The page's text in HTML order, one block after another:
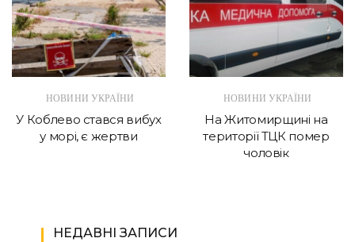
НОВИНИ УКРАЇНИ
У Коблево стався вибух
у морі, є жертви
НОВИНИ УКРАЇНИ
На Житомирщині на
території ТЦК помер
чоловік
НЕДАВНІ ЗАПИСИ